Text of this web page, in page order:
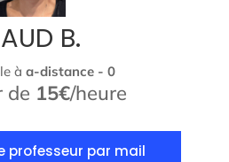
B.
à a-distance - 0
de 15€/heure
professeur par mail
wplink